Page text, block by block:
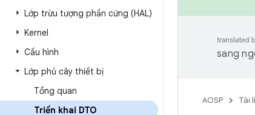
Lớp trừu tượng phần cứng (HAL)
Kernel
Cấu hình
Lớp phủ cây thiết bị
Tổng quan
Triển khai DTO
sang
AOSP Tài